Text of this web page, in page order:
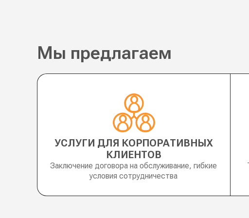
Мы предлагаем
УСЛУГИ ДЛЯ КОРПОРАТИВНЫХ
КЛИЕНТОВ
Заключение договора на обслуживание, гибкие
условия сотрудничества